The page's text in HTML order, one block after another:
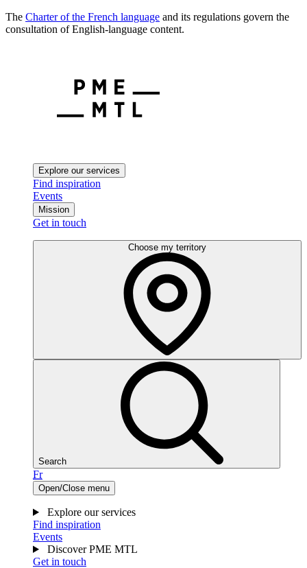
The Charter of the French language and its regulations govern the
consultation of English-language content.
Explore our services
Find inspiration
Events
Mission
Get in touch
Choose my territory
Search
Fr
Open/Close menu
Explore our services
Find inspiration
Events
Discover PME MTL
Get in touch